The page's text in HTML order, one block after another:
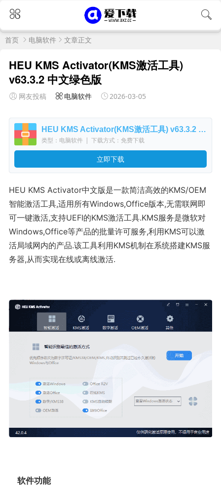
首页 电脑软件 文章正文
HEU KMS Activator(KMS激活工具)
v63.3.2 中文绿色版
网友投稿 电脑软件 2026-03-05
HEU KMS Activator(KMS激活工具) v63.3.2 中文绿色版
类型：电脑软件 | 下载方式：免费下载
立即下载
HEU KMS Activator中文版是一款简洁高效的KMS/OEM
智能激活工具,适用所有Windows,Office版本,无需联网即
可一键激活,支持UEFI的KMS激活工具.KMS服务是微软对
Windows,Office等产品的批量许可服务,利用KMS可以激
活局域网内的产品.该工具利用KMS机制在系统搭建KMS服
务器,从而实现在线或离线激活.
软件功能